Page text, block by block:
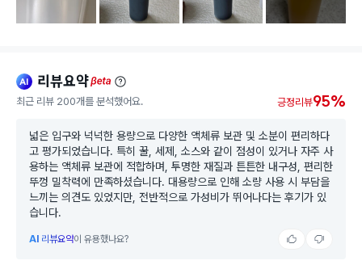
ai 리뷰요약beta
최근 리뷰 200개를 분석했어요. 긍정리뷰95%
넓은 입구와 넉넉한 용량으로 다양한 액체류 보관 및 소분이 편리하다
고 평가되었습니다. 특히 꿀, 세제, 소스와 같이 점성이 있거나 자주 사
용하는 액체류 보관에 적합하며, 투명한 재질과 튼튼한 내구성, 편리한
뚜껑 밀착력에 만족하셨습니다. 대용량으로 인해 소량 사용 시 부담을
느끼는 의견도 있었지만, 전반적으로 가성비가 뛰어나다는 후기가 있
습니다.
AI 리뷰요약이 유용했나요?